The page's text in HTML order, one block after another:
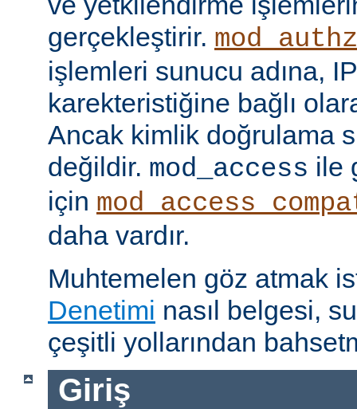
gerçekleştirir.
işlemleri sunucu adına,
karekteristiğine bağlı
Ancak kimlik doğrulama
değildir. mod_access ile
için
daha vardır.
Muhtemelen göz atmak
Denetimi nasıl belgesi,
çeşitli yollarından
Giriş